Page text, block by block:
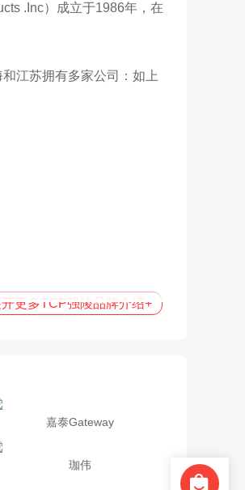
.Inc）成立于1986年，在
江苏拥有多家公司：如上
更多TCP强陵品牌介绍+
嘉泰Gateway
珈伟